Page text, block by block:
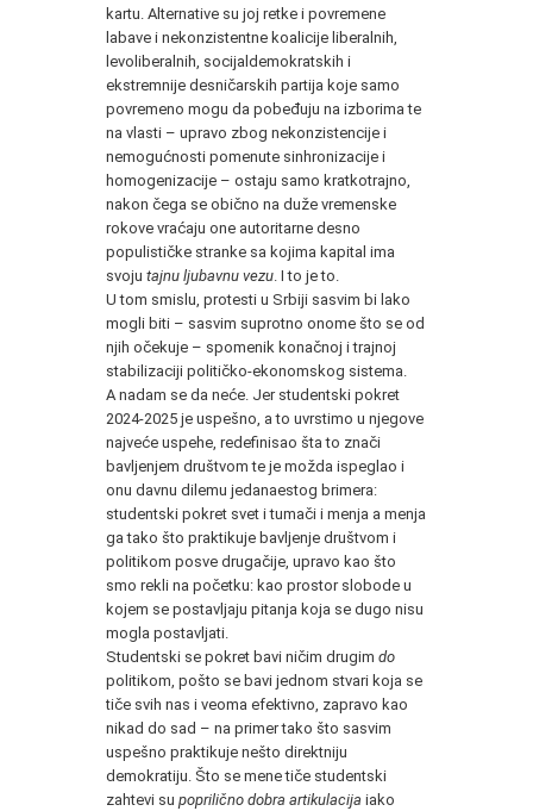
kartu. Alternative su joj retke i povremene
labave i nekonzistentne koalicije liberalnih,
levoliberalnih, socijaldemokratskih i
ekstremnije desničarskih partija koje samo
povremeno mogu da pobeđuju na izborima te
na vlasti – upravo zbog nekonzistencije i
nemogućnosti pomenute sinhronizacije i
homogenizacije – ostaju samo kratkotrajno,
nakon čega se obično na duže vremenske
rokove vraćaju one autoritarne desno
populističke stranke sa kojima kapital ima
svoju tajnu ljubavnu vezu . I to je to.
U tom smislu, protesti u Srbiji sasvim bi lako
mogli biti – sasvim suprotno onome što se od
njih očekuje – spomenik konačnoj i trajnoj
stabilizaciji političko-ekonomskog sistema.
A nadam se da neće. Jer studentski pokret
2024-2025 je uspešno, a to uvrstimo u njegove
najveće uspehe, redefinisao šta to znači
bavljenjem društvom te je možda ispeglao i
onu davnu dilemu jedanaestog brimera:
studentski pokret svet i tumači i menja a menja
ga tako što praktikuje bavljenje društvom i
politikom posve drugačije, upravo kao što
smo rekli na početku: kao prostor slobode u
kojem se postavljaju pitanja koja se dugo nisu
mogla postavljati.
Studentski se pokret bavi ničim drugim do
politikom, pošto se bavi jednom stvari koja se
tiče svih nas i veoma efektivno, zapravo kao
nikad do sad – na primer tako što sasvim
uspešno praktikuje nešto direktniju
demokratiju. Što se mene tiče studentski
zahtevi su poprilično dobra artikulacija iako